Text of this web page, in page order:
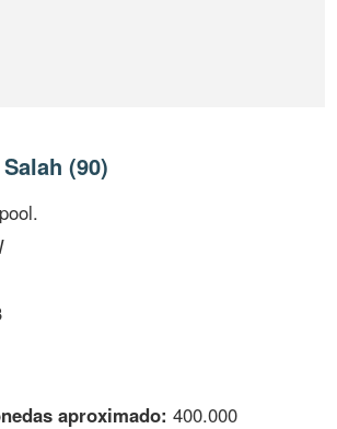
(90)
aproximado: 400.000